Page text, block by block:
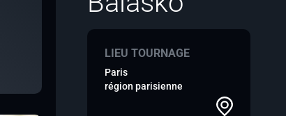
LIEU TOURNAGE
Paris
région parisienne